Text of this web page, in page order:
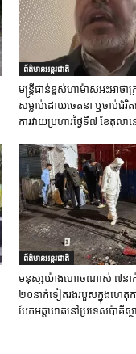
ព័ត៌មានអន្តរជាតិ
មន្ត្រីជាន់ខ្ពស់ហាម៉ាសអះអាថា
សម្លាប់ដោយចេតនា ឬចាប់ជំរិ
ការវាយប្រហារថ្ងៃទី៧ ខែតុលា
ព័ត៌មានអន្តរជាតិ
មនុស្សយ៉ាងហោចណាស់ ៧នាក់
២០នាក់ទៀតរងរបួសក្នុងហេតុក
បែកអត្តឃាតនៅប្រទេសប៉ាគីស្ថ